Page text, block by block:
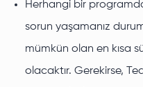
Herhangi bir
sorun yaşamanız
mümkün olan en kısa
olacaktır. Gerekirse,